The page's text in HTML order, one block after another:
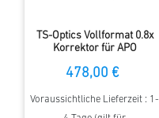
TS-Optics Vollformat 0.8x
Korrektor für APO
Anschluss -JUSTIERBAR
478,00 €
Voraussichtliche Lieferzeit : 1-